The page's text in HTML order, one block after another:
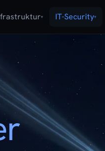
▾ IT-Security▾